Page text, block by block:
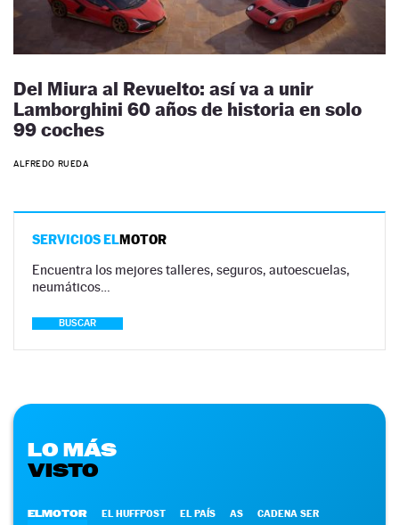
Del Miura al Revuelto: así va a unir
Lamborghini 60 años de historia en solo
99 coches
ALFREDO RUEDA
SERVICIOS ELMOTOR
Encuentra los mejores talleres, seguros, autoescuelas,
neumáticos…
BUSCAR
LO MÁS
VISTO
ELMOTOR EL HUFFPOST EL PAÍS AS CADENA SER